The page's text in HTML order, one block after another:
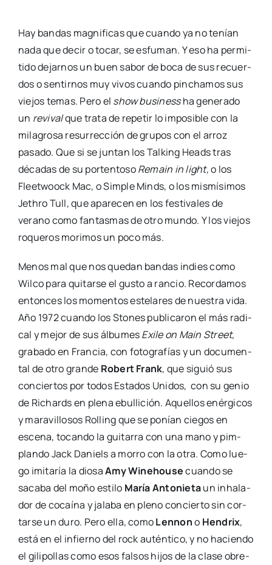
Hay ban­das mag­ni­fi­cas que cuan­do ya no tenían
nada que decir o tocar, se esfu­man. Y eso ha per­mi­
ti­do dejar­nos un buen sabor de boca de sus recuer­
dos o sen­tir­nos muy vivos cuan­do pin­cha­mos sus
vie­jos temas. Pero el show busi­nessha gene­ra­do
un revi­valque tra­ta de repe­tir lo impo­si­ble con la
mila­gro­sa resu­rrec­ción de gru­pos con el arroz
pasa­do. Que si se jun­tan los Tal­king Heads tras
déca­das de su por­ten­to­soRemain in light,o los
Fleet­woock Mac, o Sim­ple Minds, o los mis­mí­si­mos
Jeth­ro Tull, que apa­re­cen en los fes­ti­va­les de
verano como fan­tas­mas de otro mun­do. Y los vie­jos
roque­ros mori­mos un poco más.
Menos mal que nos que­dan ban­das indies como
Wil­co para qui­tar­se el gus­to a ran­cio. Recor­da­mos
enton­ces los momen­tos este­la­res de nues­tra vida.
Año 1972 cuan­do los Sto­nes publi­ca­ron el más radi­
cal y mejor de sus álbu­mesExile on Main Street,
gra­ba­do en Fran­cia, con foto­gra­fías y un docu­men­
tal de otro gran­de Robert Frank, que siguió sus
con­cier­tos por todos Esta­dos Uni­dos, con su genio
de Richards en ple­na ebu­lli­ción. Aque­llos enér­gi­cos
y mara­vi­llo­sos Rolling que se ponían cie­gos en
esce­na, tocan­do la gui­ta­rra con una mano y pim­
plan­do Jack Daniels a morro con la otra. Como lue­
go imi­ta­ría la dio­saAmy Winehou­secuan­do se
saca­ba del moño esti­lo María Anto­nie­taun inha­la­
dor de cocaí­na y jala­ba en pleno con­cier­to sin cor­
tar­se un duro. Pero ella, comoLen­nono Hen­drix,
está en el infierno del rock autén­ti­co, y no hacien­do
el gili­po­llas como esos fal­sos hijos de la cla­se obre­